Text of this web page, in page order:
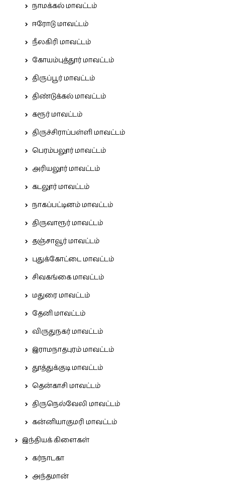
நாமக்கல் மாவட்டம்
ஈரோடு மாவட்டம்
நீலகிரி மாவட்டம்
கோயம்புத்தூர் மாவட்டம்
திருப்பூர் மாவட்டம்
திண்டுக்கல் மாவட்டம்
கரூர் மாவட்டம்
திருச்சிராப்பள்ளி மாவட்டம்
பெரம்பலூர் மாவட்டம்
அரியலூர் மாவட்டம்
கடலூர் மாவட்டம்
நாகப்பட்டினம் மாவட்டம்
திருவாரூர் மாவட்டம்
தஞ்சாவூர் மாவட்டம்
புதுக்கோட்டை மாவட்டம்
சிவகங்கை மாவட்டம்
மதுரை மாவட்டம்
தேனி மாவட்டம்
விருதுநகர் மாவட்டம்
இராமநாதபுரம் மாவட்டம்
தூத்துக்குடி மாவட்டம்
தென்காசி மாவட்டம்
திருநெல்வேலி மாவட்டம்
கன்னியாகுமரி மாவட்டம்
இந்தியக் கிளைகள்
கர்நாடகா
அந்தமான்